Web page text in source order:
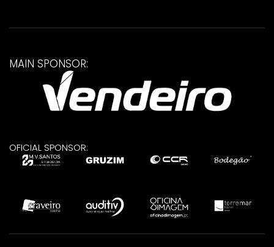
MAIN SPONSOR:
OFICIAL SPONSOR: